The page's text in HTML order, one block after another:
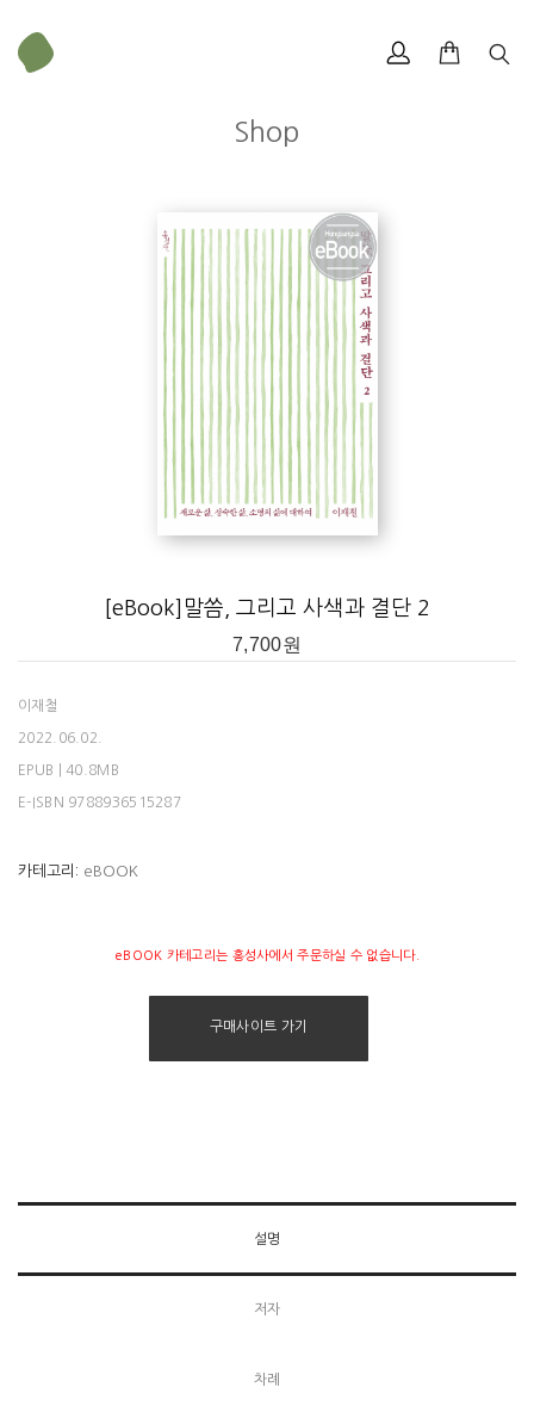
Shop
[eBook]말씀, 그리고 사색과 결단 2
7,700원
이재철
2022.06.02.
EPUB | 40.8MB
E-ISBN 9788936515287
카테고리: eBOOK
eBOOK 카테고리는 홍성사에서 주문하실 수 없습니다.
구매사이트 가기
설명
저자
차례
한국 교회의 대표적 설교자, 한국의 목회자들이 가장 좋아하는 기독교 국내
저자. 1949년 출생. 전 한국기독교선교100주년기념교회 담임목사로 지내
다 2018년 11월 18일 은퇴했다. 저서로《매듭짓기》, 인간의 일생, 비전의
사람, 내게 있는 것, 참으로 신실하게, 새신자반, 성숙자반, 청년아 울더라도
뿌려야 한다, 믿음의 글들, 나의 고백, 아이에게 배우는 아빠, 회복의 목회,
회복의 신앙, 사랑의 초대, 요한복음 설교집 요한과 더불어(전10권), 로마서
설교집 이재철 목사의 로마서(전3권), 사도행전 설교집 사도행전 속으로(전